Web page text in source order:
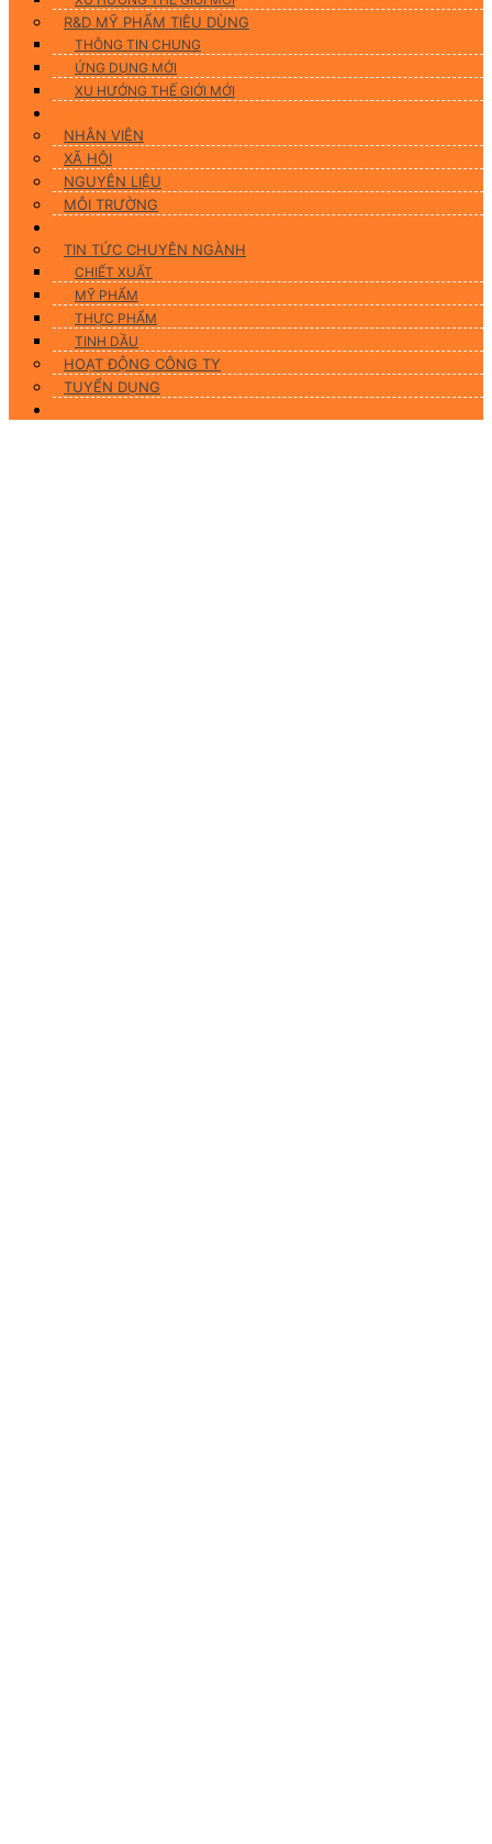
R&D MỸ PHẨM TIÊU DÙNG
THÔNG TIN CHUNG
ỨNG DỤNG MỚI
XU HƯỚNG THẾ GIỚI MỚI
NHÂN VIÊN
XÃ HỘI
NGUYÊN LIỆU
MÔI TRƯỜNG
TIN TỨC CHUYÊN NGÀNH
CHIẾT XUẤT
MỸ PHẨM
THỰC PHẨM
TINH DẦU
HOẠT ĐỘNG CÔNG TY
TUYỂN DỤNG